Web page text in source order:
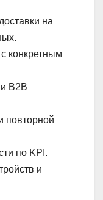
на
конкретным
B2B
повторной
по KPI.
и